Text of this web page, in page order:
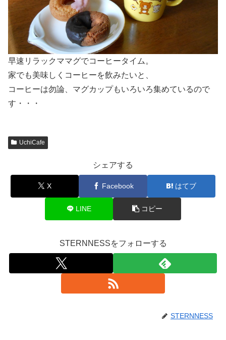
早速リラックママグでコーヒータイム。
家でも美味しくコーヒーを飲みたいと、
コーヒーは勿論、マグカップもいろいろ集めているので
す・・・
UchiCafe
シェアする
X Facebook はてブ
LINE コピー
STERNNESSをフォローする
STERNNESS